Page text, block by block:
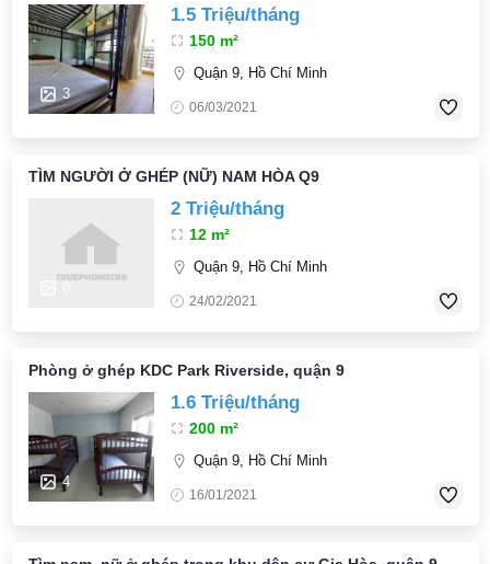
3
1.5 Triệu/tháng
150 m²
Quận 9, Hồ Chí Minh
06/03/2021
TÌM NGƯỜI Ở GHÉP (NỮ) NAM HÒA Q9
2 Triệu/tháng
12 m²
Quận 9, Hồ Chí Minh
24/02/2021
Phòng ở ghép KDC Park Riverside, quận 9
4
1.6 Triệu/tháng
200 m²
Quận 9, Hồ Chí Minh
16/01/2021